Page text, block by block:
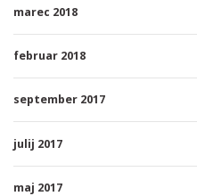
marec 2018
februar 2018
september 2017
julij 2017
maj 2017